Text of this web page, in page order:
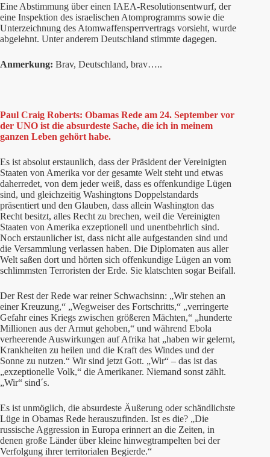
Eine Abstimmung über einen IAEA-Resolutionsentwurf, der
eine Inspektion des israelischen Atomprogramms sowie die
Unterzeichnung des Atomwaffensperrvertrags vorsieht, wurde
abgelehnt. Unter anderem Deutschland stimmte dagegen.
Anmerkung: Brav, Deutschland, brav…..
Paul Craig Roberts: Obamas Rede am 24. September vor
der UNO ist die absurdeste Sache, die ich in meinem
ganzen Leben gehört habe.
Es ist absolut erstaunlich, dass der Präsident der Vereinigten
Staaten von Amerika vor der gesamte Welt steht und etwas
daherredet, von dem jeder weiß, dass es offenkundige Lügen
sind, und gleichzeitig Washingtons Doppelstandards
präsentiert und den Glauben, dass allein Washington das
Recht besitzt, alles Recht zu brechen, weil die Vereinigten
Staaten von Amerika exzeptionell und unentbehrlich sind.
Noch erstaunlicher ist, dass nicht alle aufgestanden sind und
die Versammlung verlassen haben. Die Diplomaten aus aller
Welt saßen dort und hörten sich offenkundige Lügen an vom
schlimmsten Terroristen der Erde. Sie klatschten sogar Beifall.
Der Rest der Rede war reiner Schwachsinn: „Wir stehen an
einer Kreuzung,“ „Wegweiser des Fortschritts,“ „verringerte
Gefahr eines Kriegs zwischen größeren Mächten,“ „hunderte
Millionen aus der Armut gehoben,“ und während Ebola
verheerende Auswirkungen auf Afrika hat „haben wir gelernt,
Krankheiten zu heilen und die Kraft des Windes und der
Sonne zu nutzen.“ Wir sind jetzt Gott. „Wir“ – das ist das
„exzeptionelle Volk,“ die Amerikaner. Niemand sonst zählt.
„Wir“ sind´s.
Es ist unmöglich, die absurdeste Äußerung oder schändlichste
Lüge in Obamas Rede herauszufinden. Ist es die? „Die
russische Aggression in Europa erinnert an die Zeiten, in
denen große Länder über kleine hinwegtrampelten bei der
Verfolgung ihrer territorialen Begierde.“